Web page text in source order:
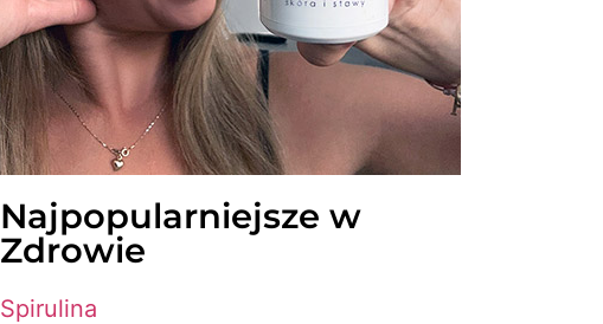
Najpopularniejsze w
Zdrowie
Spirulina